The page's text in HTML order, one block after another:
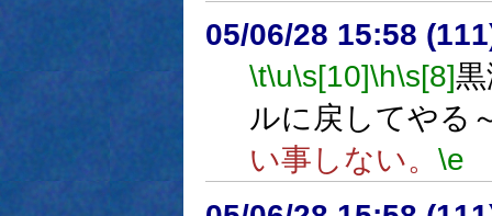
05/06/28 15:58
\t\u\s[10]\h\s[8]
ルに戻してやる
い事しない。 \e